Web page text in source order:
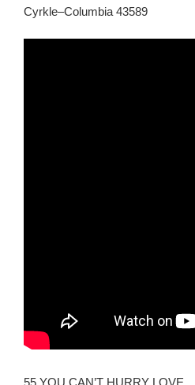
Cyrkle–Columbia 43589
55 YOU CAN’T HURRY LOVE